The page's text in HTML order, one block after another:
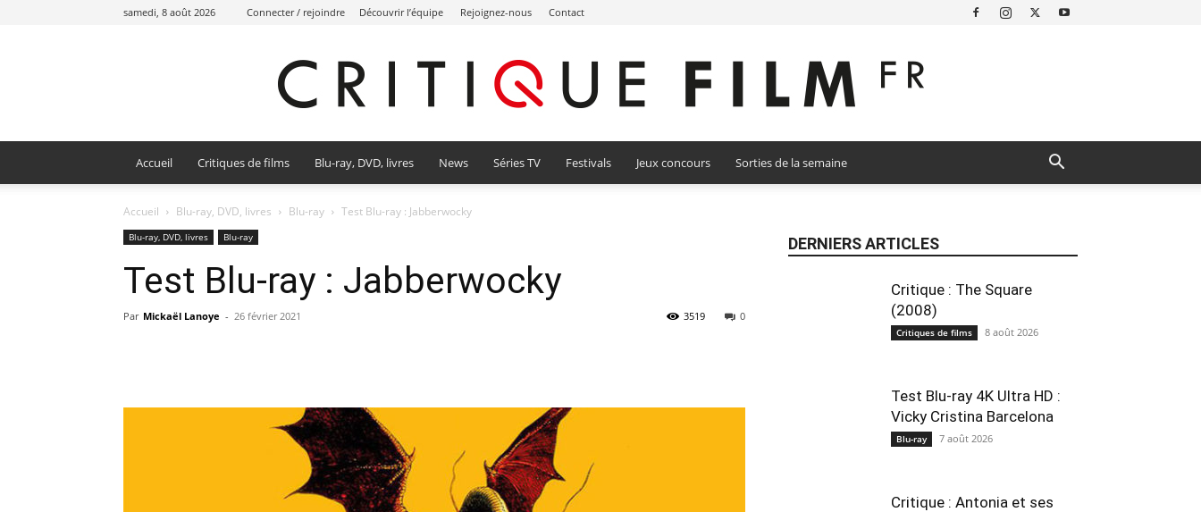
samedi, 8 août 2026 Connecter / rejoindre Découvrir l’équipe Rejoignez-nous Contact
Accueil Critiques de films Blu-ray, DVD, livres News Séries TV Festivals Jeux concours Sorties de la semaine
Accueil Blu-ray, DVD, livres Blu-ray Test Blu-ray : Jabberwocky
Blu-ray, DVD, livres Blu-ray
Test Blu-ray : Jabberwocky
Par Mickaël Lanoye - 26 février 2021 0
3519
DERNIERS ARTICLES
Critique : The Square
(2008)
Critiques de films 8 août 2026
Test Blu-ray 4K Ultra HD :
Vicky Cristina Barcelona
Blu-ray 7 août 2026
Critique : Antonia et ses